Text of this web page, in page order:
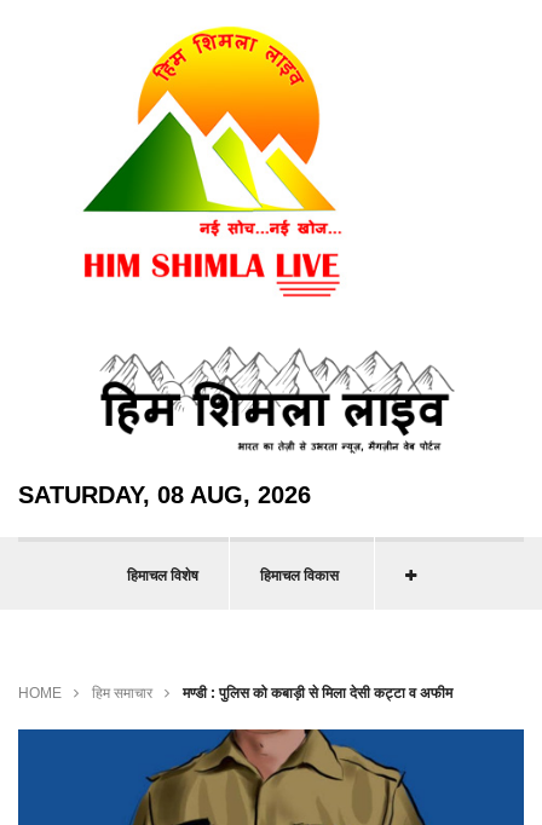
SATURDAY, 08 AUG, 2026
हिमाचल विशेष हिमाचल विकास
HOME हिम समाचार मण्डी : पुलिस को कबाड़ी से मिला देसी कट्टा व अफीम